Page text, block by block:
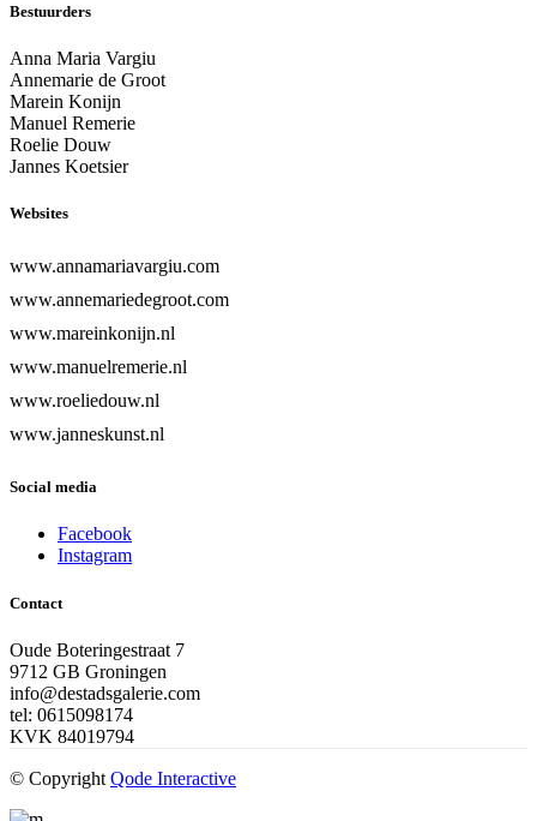
Bestuurders
Anna Maria Vargiu
Annemarie de Groot
Marein Konijn
Manuel Remerie
Roelie Douw
Jannes Koetsier
Websites
www.annamariavargiu.com
www.annemariedegroot.com
www.mareinkonijn.nl
www.manuelremerie.nl
www.roeliedouw.nl
www.janneskunst.nl
Social media
Facebook
Instagram
Contact
Oude Boteringestraat 7
9712 GB Groningen
info@destadsgalerie.com
tel: 0615098174
KVK 84019794
© Copyright Qode Interactive